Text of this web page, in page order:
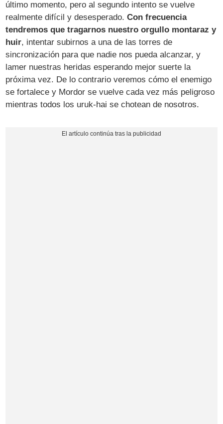
último momento, pero al segundo intento se vuelve
realmente difícil y desesperado.Con frecuencia
tendremos que tragarnos nuestro orgullo montaraz y
huir, intentar subirnos a una de las torres de
sincronización para que nadie nos pueda alcanzar, y
lamer nuestras heridas esperando mejor suerte la
próxima vez. De lo contrario veremos cómo el enemigo
se fortalece y Mordor se vuelve cada vez más peligroso
mientras todos los uruk-hai se chotean de nosotros.